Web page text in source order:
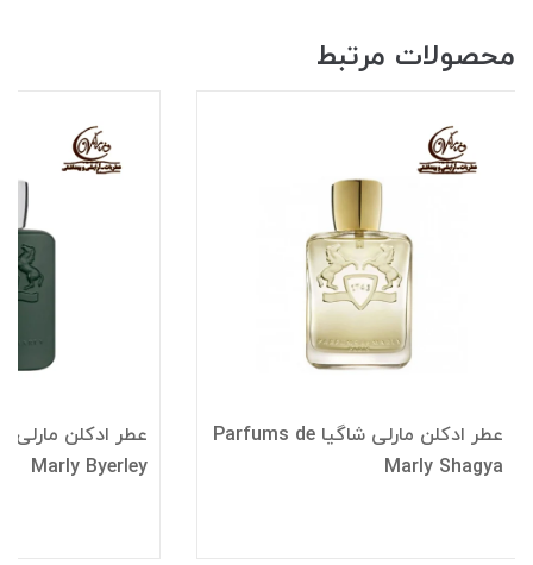
محصولات مرتبط
عطر ادکلن مارلی شاگیا Parfums de
Marly Shagya
Marly Byerley